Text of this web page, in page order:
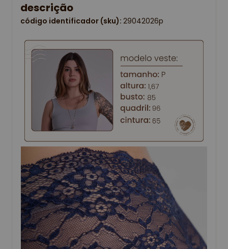
descrição
código identificador (sku): 29042026p